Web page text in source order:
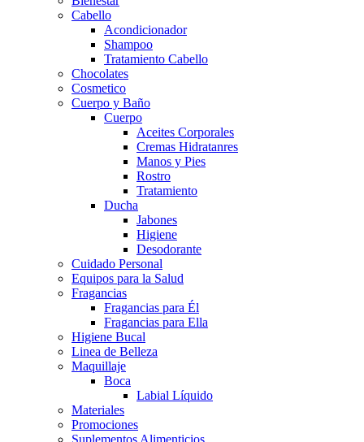
Cabello
Acondicionador
Shampoo
Tratamiento Cabello
Chocolates
Cosmetico
Cuerpo y Baño
Cuerpo
Aceites Corporales
Cremas Hidratanres
Manos y Pies
Rostro
Tratamiento
Ducha
Jabones
Higiene
Desodorante
Cuidado Personal
Equipos para la Salud
Fragancias
Fragancias para Él
Fragancias para Ella
Higiene Bucal
Linea de Belleza
Maquillaje
Boca
Labial Líquido
Materiales
Promociones
Suplementos Alimenticios